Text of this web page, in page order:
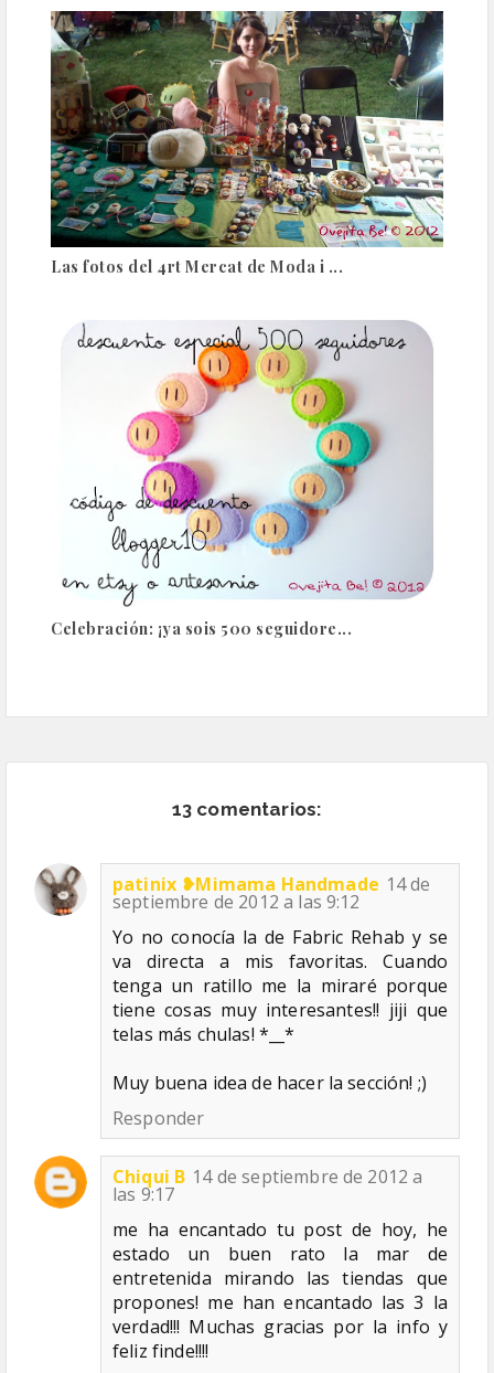
Las fotos del 4rt Mercat de Moda i ...
Celebración: ¡ya sois 500 seguidore...
13 comentarios:
patinix ❥Mimama Handmade 14 de
septiembre de 2012 a las 9:12
Yo no conocía la de Fabric Rehab y se
va directa a mis favoritas. Cuando
tenga un ratillo me la miraré porque
tiene cosas muy interesantes!! jiji que
telas más chulas! *__*
Muy buena idea de hacer la sección! ;)
Responder
Chiqui B 14 de septiembre de 2012 a
las 9:17
me ha encantado tu post de hoy, he
estado un buen rato la mar de
entretenida mirando las tiendas que
propones! me han encantado las 3 la
verdad!!! Muchas gracias por la info y
feliz finde!!!!